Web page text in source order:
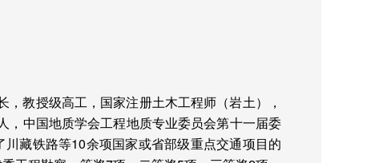
教授级高工，国家注册土木工程师（岩土），
，中国地质学会工程地质专业委员会第十一届委
川藏铁路等10余项国家或省部级重点交通项目的